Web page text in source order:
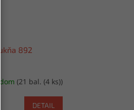
892
(21 bal. (4 ks))
DETAIL